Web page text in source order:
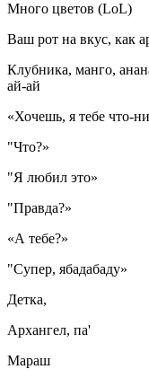
Много цветов (LoL)
Ваш рот на вкус, как
Клубника, манго,
ай-ай
«Хочешь, я тебе что-
"Что?»
"Я любил это»
"Правда?»
«А тебе?»
"Супер, ябадабаду»
Детка,
Архангел, па'
Мараш